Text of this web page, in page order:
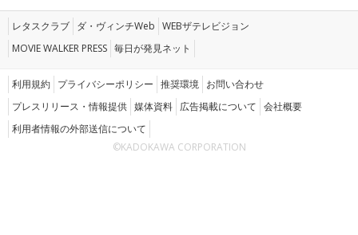
レタスクラブ ダ・ヴィンチWeb WEBザテレビジョン
MOVIE WALKER PRESS 毎日が発見ネット
利用規約 プライバシーポリシー 推奨環境 お問い合わせ
プレスリリース・情報提供 媒体資料 広告掲載について 会社概要
利用者情報の外部送信について
©KADOKAWA CORPORATION